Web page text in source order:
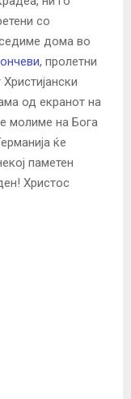
со
дома во
, пролетни
од екранот на
молиме на Бога
ќе
паметен
Христос